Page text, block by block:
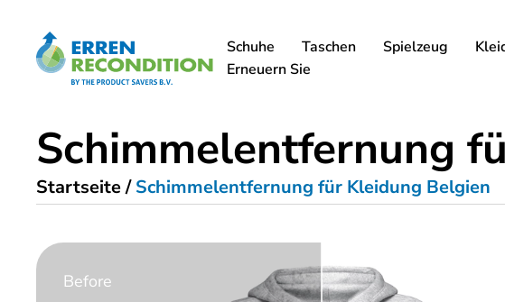
Schuhe Taschen Spielzeug
Erneuern Sie
Schimmelentfernung
Startseite/Schimmelentfernung für Kleidung Belgien
Before